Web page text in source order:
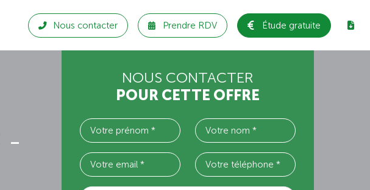
Nous contacter Prendre RDV Étude gratuite
-
NOUS CONTACTER
POUR CETTE OFFRE